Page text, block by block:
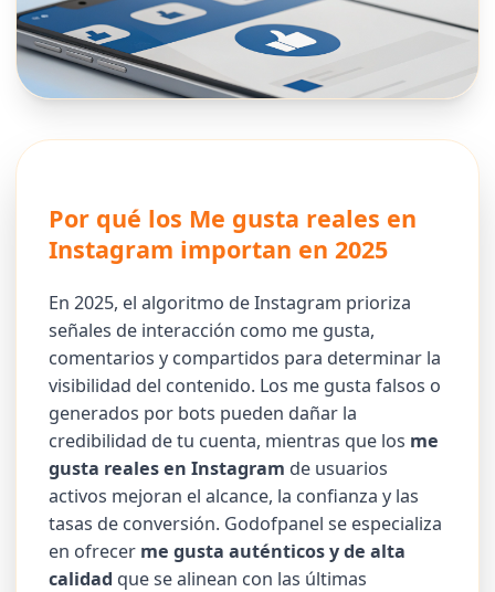
Por qué los Me gusta reales en
Instagram importan en 2025
En 2025, el algoritmo de Instagram prioriza
señales de interacción como me gusta,
comentarios y compartidos para determinar la
visibilidad del contenido. Los me gusta falsos o
generados por bots pueden dañar la
credibilidad de tu cuenta, mientras que los me
gusta reales en Instagram de usuarios
activos mejoran el alcance, la confianza y las
tasas de conversión. Godofpanel se especializa
en ofrecer me gusta auténticos y de alta
calidad que se alinean con las últimas